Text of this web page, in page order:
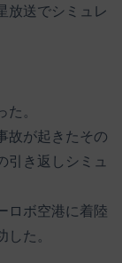
放送でシミュレ
。
故が起きたその
引き返しシミュ
ロボ空港に着陸
た。